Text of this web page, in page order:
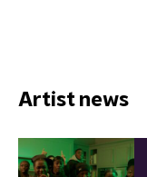
Artist news